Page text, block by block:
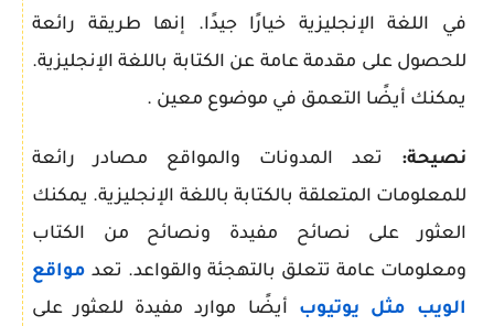
في اللغة الإنجليزية خيارًا جيدًا. إنها طريقة رائعة
للحصول على مقدمة عامة عن الكتابة باللغة الإنجليزية.
يمكنك أيضًا التعمق في موضوع معين .
نصيحة: تعد المدونات والمواقع مصادر رائعة
للمعلومات المتعلقة بالكتابة باللغة الإنجليزية. يمكنك
العثور على نصائح مفيدة ونصائح من الكتاب
ومعلومات عامة تتعلق بالتهجئة والقواعد. تعد مواقع
الويب مثل يوتيوب أيضًا موارد مفيدة للعثور على